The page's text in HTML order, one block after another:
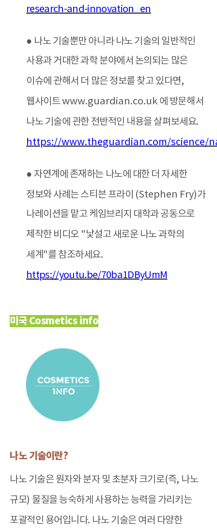
research-and-innovation_en
● 나노 기술뿐만 아니라 나노 기술의 일반적인
사용과 거대한 과학 분야에서 논의되는 많은
이슈에 관해서 더 많은 정보를 찾고 있다면,
웹사이트www.guardian.co.uk 에 방문해서
나노 기술에 관한 전반적인 내용을 살펴보세요.
https://www.theguardian.com/science/
● 자연계에 존재하는 나노에 대한 더 자세한
정보와 사례는 스티븐 프라이 (Stephen Fry)가
나레이션을 맡고 케임브리지 대학과 공동으로
제작한 비디오 "낯설고 새로운 나노 과학의
세계 "를 참조하세요.
https://youtu.be/70ba1DByUmM
미국 Cosmetics info
나노 기술이란?
나노 기술은 원자와 분자 및 초분자 크기로(즉, 나노
규모) 물질을 능숙하게 사용하는 능력을 가리키는
포괄적인 용어입니다. 나노 기술은 여러 다양한